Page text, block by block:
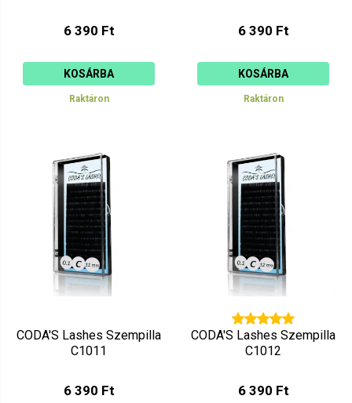
6 390 Ft
KOSÁRBA
Raktáron
6 390 Ft
KOSÁRBA
Raktáron
CODA'S Lashes Szempilla
C1011
6 390 Ft
CODA'S Lashes Szempilla
C1012
6 390 Ft